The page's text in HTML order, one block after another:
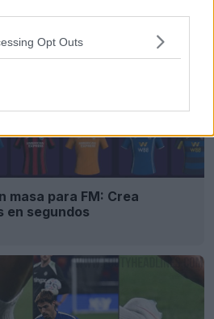
Opt Outs
masa para FM: Crea
en segundos